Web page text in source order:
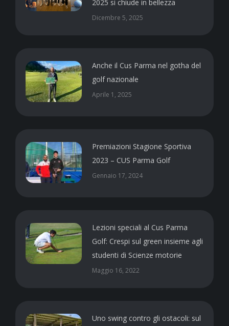
2025 si chiude in bellezza
Dicembre 5, 2025
Anche il Cus Parma nel gotha del
golf nazionale
Aprile 1, 2025
Premiazioni Stagione Sportiva
2023 – CUS Parma Golf
Gennaio 17, 2024
Lezioni speciali al Cus Parma
Golf: Crespi sul green insieme agli
studenti di Scienze motorie
Maggio 16, 2022
Uno swing contro gli ostacoli: sul